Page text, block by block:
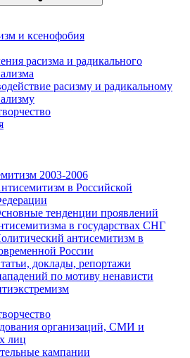
и ксенофобия
расизма и радикального
расизму и радикальному
2003-2006
в Российской
тенденции проявлений
в государствах СНГ
антисемитизм в
России
доклады, репортажи
по мотиву ненависти
организаций, СМИ и
лиц
кампании